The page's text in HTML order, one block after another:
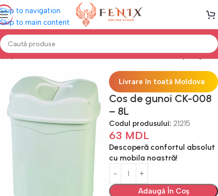
Skip to navigation
Skip to main content
pagină Mobilă BUCĂTĂRIE Alte acesorii bucătărie Coș de gunoi
Livrare în toată Moldova
Cos de gunoi CK-008
– 8L
Codul produsului: 21215
63 MDL
Descoperă confortul absolut
cu mobila noastră!
Adaugă În Coș